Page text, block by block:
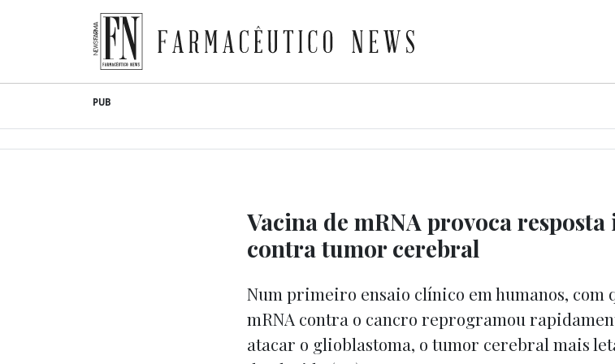
content
Farmacêutico News
PUB
Vacina de mRNA provoca
contra tumor cerebral
Num primeiro ensaio clínico em humanos, com
mRNA contra o cancro reprogramou
atacar o glioblastoma, o tumor cerebral mais